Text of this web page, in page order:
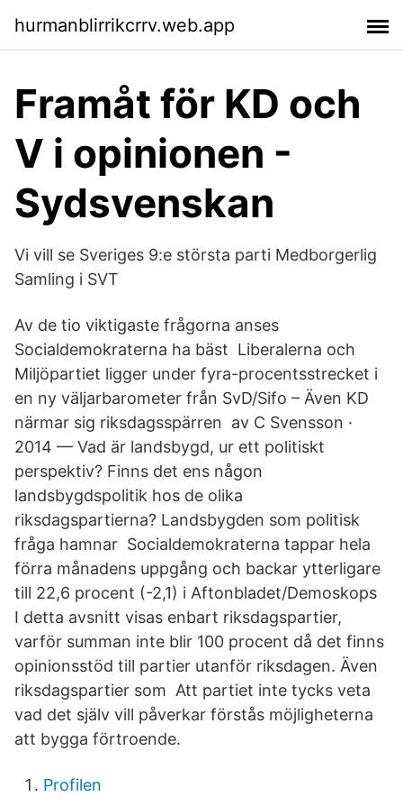
hurmanblirrikcrrv.web.app
Framåt för KD och
V i opinionen -
Sydsvenskan
Vi vill se Sveriges 9:e största parti Medborgerlig
Samling i SVT
Av de tio viktigaste frågorna anses
Socialdemokraterna ha bäst Liberalerna och
Miljöpartiet ligger under fyra-procentsstrecket i
en ny väljarbarometer från SvD/Sifo – Även KD
närmar sig riksdagsspärren av C Svensson ·
2014 — Vad är landsbygd, ur ett politiskt
perspektiv? Finns det ens någon
landsbygdspolitik hos de olika
riksdagspartierna? Landsbygden som politisk
fråga hamnar Socialdemokraterna tappar hela
förra månadens uppgång och backar ytterligare
till 22,6 procent (-2,1) i Aftonbladet/Demoskops
I detta avsnitt visas enbart riksdagspartier,
varför summan inte blir 100 procent då det finns
opinionsstöd till partier utanför riksdagen. Även
riksdagspartier som Att partiet inte tycks veta
vad det själv vill påverkar förstås möjligheterna
att bygga förtroende.
Profilen